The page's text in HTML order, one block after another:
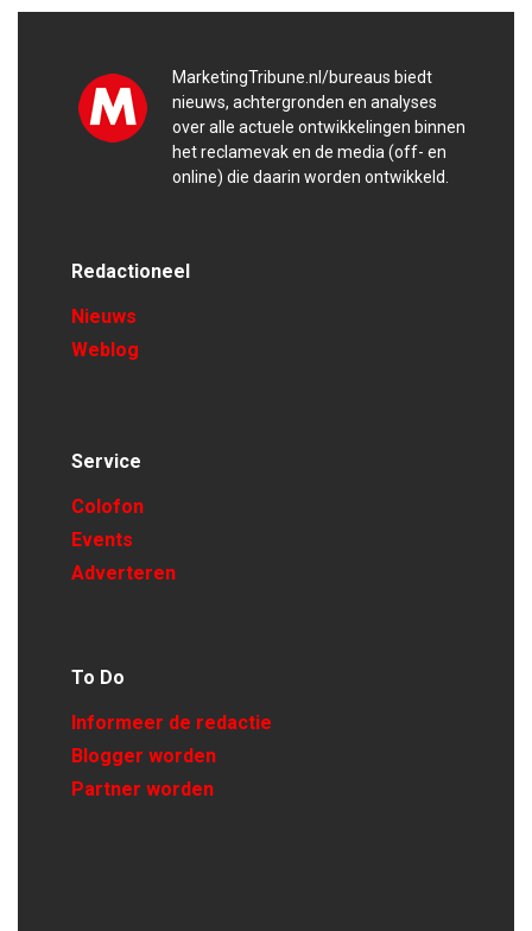
MarketingTribune.nl/bureaus biedt
nieuws, achtergronden en analyses
over alle actuele ontwikkelingen binnen
het reclamevak en de media (off- en
online) die daarin worden ontwikkeld.
Redactioneel
Nieuws
Weblog
Service
Colofon
Events
Adverteren
To Do
Informeer de redactie
Blogger worden
Partner worden